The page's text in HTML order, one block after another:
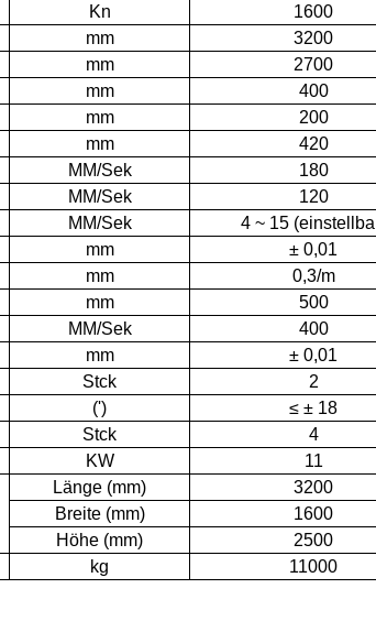
Kn
1600
mm
3200
mm
2700
mm
400
mm
200
mm
420
MM/Sek
180
MM/Sek
120
MM/Sek
4 ~ 15
mm
± 0,01
mm
0,3/m
mm
500
MM/Sek
400
mm
± 0,01
Stck
2
(')
≤ ± 18
Stck
4
KW 11
Länge (mm)
3200
Breite (mm)
1600
Höhe (mm)
2500
kg 11000